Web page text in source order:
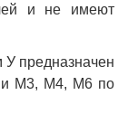
и не имеют
предназначен
М3, М4, М6 по